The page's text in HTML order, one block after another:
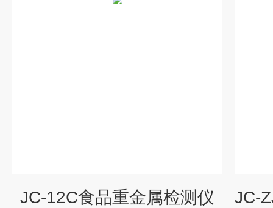
JC-12C食品重金属检测仪